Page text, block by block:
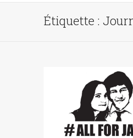
Étiquette :